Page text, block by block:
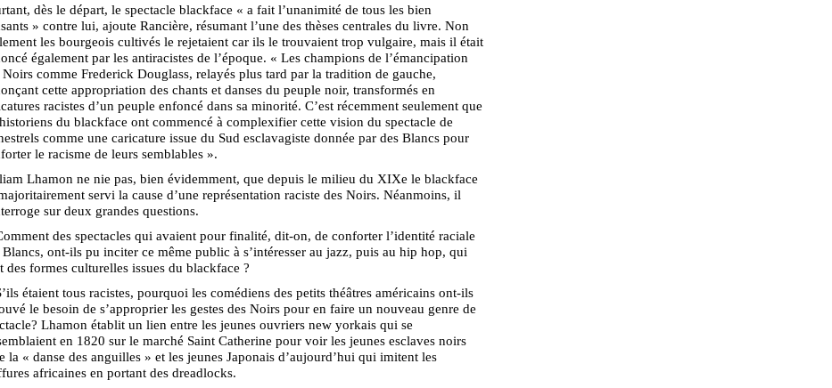
dès le départ, le spectacle blackface « a fait l’unanimité de tous les bien
» contre lui, ajoute Rancière, résumant l’une des thèses centrales du livre. Non
les bourgeois cultivés le rejetaient car ils le trouvaient trop vulgaire, mais il était
également par les antiracistes de l’époque. « Les champions de l’émancipation
Noirs comme Frederick Douglass, relayés plus tard par la tradition de gauche,
cette appropriation des chants et danses du peuple noir, transformés en
racistes d’un peuple enfoncé dans sa minorité. C’est récemment seulement que
du blackface ont commencé à complexifier cette vision du spectacle de
comme une caricature issue du Sud esclavagiste donnée par des Blancs pour
le racisme de leurs semblables ».
Lhamon ne nie pas, bien évidemment, que depuis le milieu du XIXe le blackface
servi la cause d’une représentation raciste des Noirs. Néanmoins, il
sur deux grandes questions.
des spectacles qui avaient pour finalité, dit-on, de conforter l’identité raciale
Blancs, ont-ils pu inciter ce même public à s’intéresser au jazz, puis au hip hop, qui
des formes culturelles issues du blackface ?
étaient tous racistes, pourquoi les comédiens des petits théâtres américains ont-ils
le besoin de s’approprier les gestes des Noirs pour en faire un nouveau genre de
Lhamon établit un lien entre les jeunes ouvriers new yorkais qui se
en 1820 sur le marché Saint Catherine pour voir les jeunes esclaves noirs
la « danse des anguilles » et les jeunes Japonais d’aujourd’hui qui imitent les
africaines en portant des dreadlocks.